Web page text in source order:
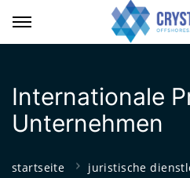
Internationale
Unternehmen
startseite
juristische